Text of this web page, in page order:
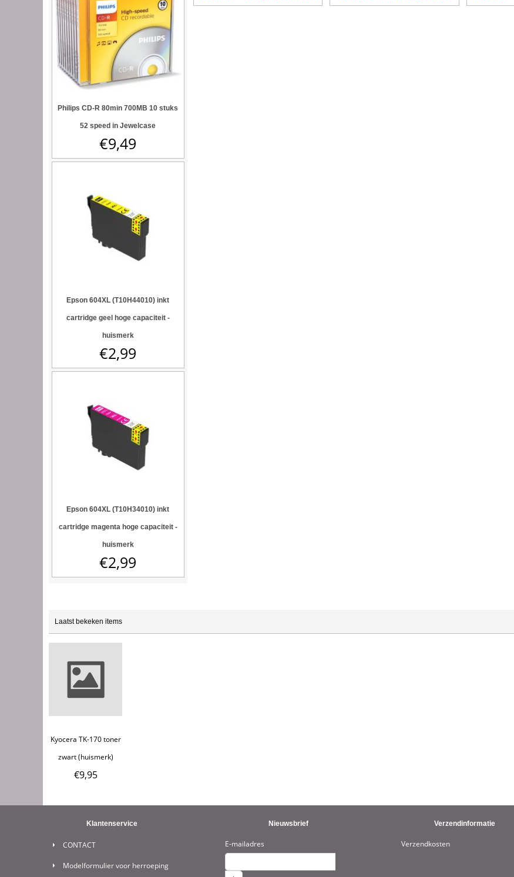
Philips CD-R 80min 700MB 10 stuks
52 speed in Jewelcase
€9,49
Epson 604XL (T10H44010) inkt
cartridge geel hoge capaciteit -
huismerk
€2,99
Epson 604XL (T10H34010) inkt
cartridge magenta hoge capaciteit -
huismerk
€2,99
Laatst bekeken items
Kyocera TK-170 toner
zwart (huismerk)
€9,95
Klantenservice
CONTACT
Modelformulier voor herroeping
Nieuwsbrief
E-mailadres
Verzendinformatie
Verzendkosten